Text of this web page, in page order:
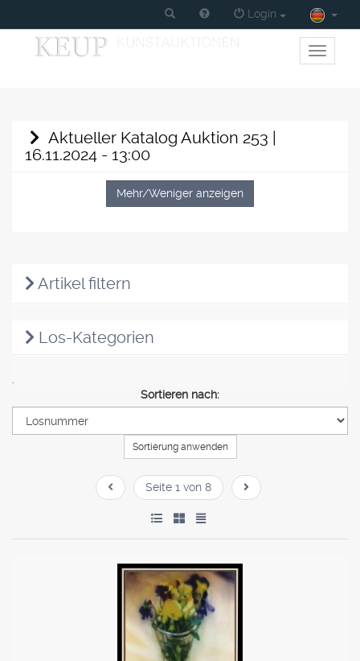
Login
Toggle
primary
Aktueller Katalog Auktion 253 |
16.11.2024 - 13:00
Mehr/Weniger anzeigen
Artikel filtern
Los-Kategorien
.
Sortieren nach:
Sortierung anwenden
Seite 1 von 8